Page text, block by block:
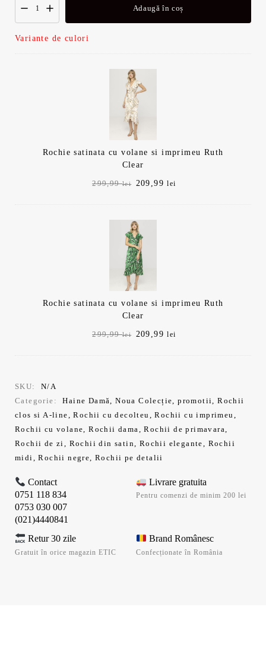
Adaugă în coș
Variante de culori
Rochie satinata cu volane si imprimeu Ruth
Clear
299,99lei
Prețul
fost:
299,99 lei.
209,99lei
Rochie satinata cu volane si imprimeu Ruth
Clear
299,99lei
Prețul
209,99lei
SKU:
N/A
Categorie:
Haine Damă,Noua Colecție,promotii,Rochii
clos si A-line,Rochii cu decolteu,Rochii cu imprimeu,
Rochii cu volane,Rochii dama,Rochii de primavara,
Rochii de zi, Rochii din satin, Rochii elegante, Rochii
midi,Rochii negre,Rochii pe detalii
Contact
0751 118 834
0753 030 007
(021)4440841
Livrare gratuita
Pentru comenzi de minim 200 lei
Retur 30 zile
Gratuit în orice magazin ETIC
Brand Românesc
Confecționate în România